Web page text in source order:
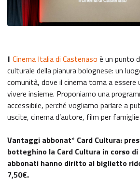
Il Cinema Italia di Castenaso è un punto
culturale della pianura bolognese: un
comunità, dove il cinema torna a essere
vivere insieme. Proponiamo una
accessibile, perché vogliamo parlare a
uscite, cinema d’autore, film per
Vantaggi abbonat* Card Cultura:
botteghino la Card Cultura in corso
abbonati hanno diritto al biglietto
7,50€.